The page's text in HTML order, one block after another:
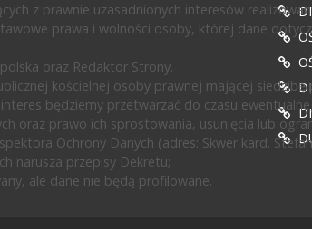
z prawnie uzasadnionych interesów
prawa i wolności osoby, której dane
oraz Redaktor Strony.
kościelnej osoby prawnej mającej
będziemy przetwarzać do czasu
oraz prawo ich sprostowania, usunięcia lub
Ochrony Danych (adres: Skwer kard.
narusza przepisy Dekretu;
ale dane nie będą profilowane.